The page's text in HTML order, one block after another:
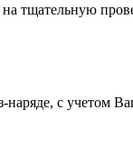
тщательную
наряде, с учетом